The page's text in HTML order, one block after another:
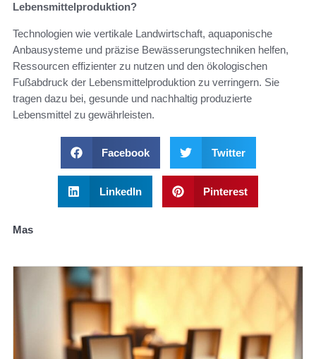
Lebensmittelproduktion?
Technologien wie vertikale Landwirtschaft, aquaponische
Anbausysteme und präzise Bewässerungstechniken helfen,
Ressourcen effizienter zu nutzen und den ökologischen
Fußabdruck der Lebensmittelproduktion zu verringern. Sie
tragen dazu bei, gesunde und nachhaltig produzierte
Lebensmittel zu gewährleisten.
Facebook Twitter
LinkedIn Pinterest
Mas